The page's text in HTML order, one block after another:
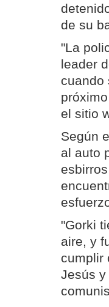
de su
"La
leader
cuando
el sitio
Según
al auto
"Gorki
aire, y
cumplir
Jesús